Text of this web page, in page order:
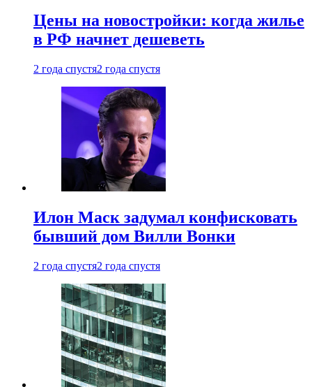
Цены на новостройки: когда жилье
в РФ начнет дешеветь
2 года спустя2 года спустя
Илон Маск задумал конфисковать
бывший дом Вилли Вонки
2 года спустя2 года спустя